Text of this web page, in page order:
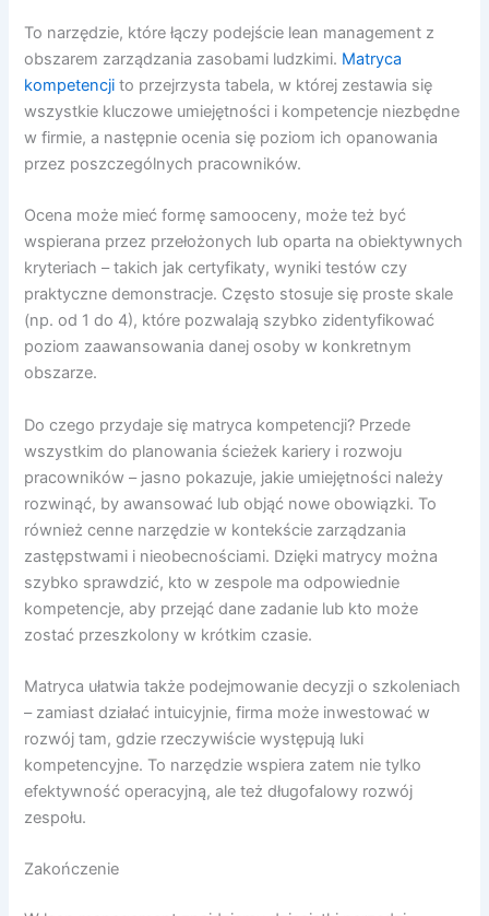
To narzędzie, które łączy podejście lean management z
obszarem zarządzania zasobami ludzkimi. Matryca
kompetencji to przejrzysta tabela, w której zestawia się
wszystkie kluczowe umiejętności i kompetencje niezbędne
w firmie, a następnie ocenia się poziom ich opanowania
przez poszczególnych pracowników.
Ocena może mieć formę samooceny, może też być
wspierana przez przełożonych lub oparta na obiektywnych
kryteriach – takich jak certyfikaty, wyniki testów czy
praktyczne demonstracje. Często stosuje się proste skale
(np. od 1 do 4), które pozwalają szybko zidentyfikować
poziom zaawansowania danej osoby w konkretnym
obszarze.
Do czego przydaje się matryca kompetencji? Przede
wszystkim do planowania ścieżek kariery i rozwoju
pracowników – jasno pokazuje, jakie umiejętności należy
rozwinąć, by awansować lub objąć nowe obowiązki. To
również cenne narzędzie w kontekście zarządzania
zastępstwami i nieobecnościami. Dzięki matrycy można
szybko sprawdzić, kto w zespole ma odpowiednie
kompetencje, aby przejąć dane zadanie lub kto może
zostać przeszkolony w krótkim czasie.
Matryca ułatwia także podejmowanie decyzji o szkoleniach
– zamiast działać intuicyjnie, firma może inwestować w
rozwój tam, gdzie rzeczywiście występują luki
kompetencyjne. To narzędzie wspiera zatem nie tylko
efektywność operacyjną, ale też długofalowy rozwój
zespołu.
Zakończenie